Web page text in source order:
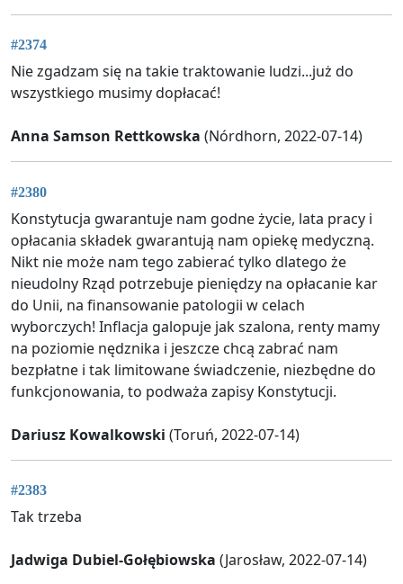
#2374
Nie zgadzam się na takie traktowanie ludzi...już do
wszystkiego musimy dopłacać!
Anna Samson Rettkowska (Nórdhorn, 2022-07-14)
#2380
Konstytucja gwarantuje nam godne życie, lata pracy i
opłacania składek gwarantują nam opiekę medyczną.
Nikt nie może nam tego zabierać tylko dlatego że
nieudolny Rząd potrzebuje pieniędzy na opłacanie kar
do Unii, na finansowanie patologii w celach
wyborczych! Inflacja galopuje jak szalona, renty mamy
na poziomie nędznika i jeszcze chcą zabrać nam
bezpłatne i tak limitowane świadczenie, niezbędne do
funkcjonowania, to podważa zapisy Konstytucji.
Dariusz Kowalkowski (Toruń, 2022-07-14)
#2383
Tak trzeba
Jadwiga Dubiel-Gołębiowska (Jarosław, 2022-07-14)